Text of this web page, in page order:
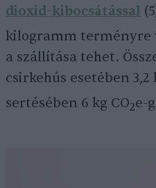
dioxid-kibocsátással
kilogramm terményre
a szállítása tehet.
csirkehús esetében 3,2
sertésében 6 kg CO2e-